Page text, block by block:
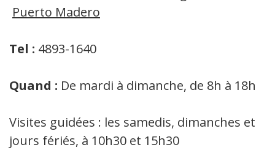
Puerto Madero
Tel : 4893-1640
Quand : De mardi à dimanche, de 8h à 18h
Visites guidées : les samedis, dimanches et
jours fériés, à 10h30 et 15h30